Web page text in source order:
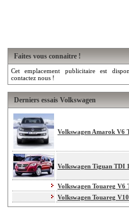
Faites vous connaitre !
Cet emplacement publicitaire est
contactez nous !
Derniers essais Volkswagen
Volkswagen Amarok V6
Volkswagen Tiguan TDI
Volkswagen Touareg V6
Volkswagen Touareg